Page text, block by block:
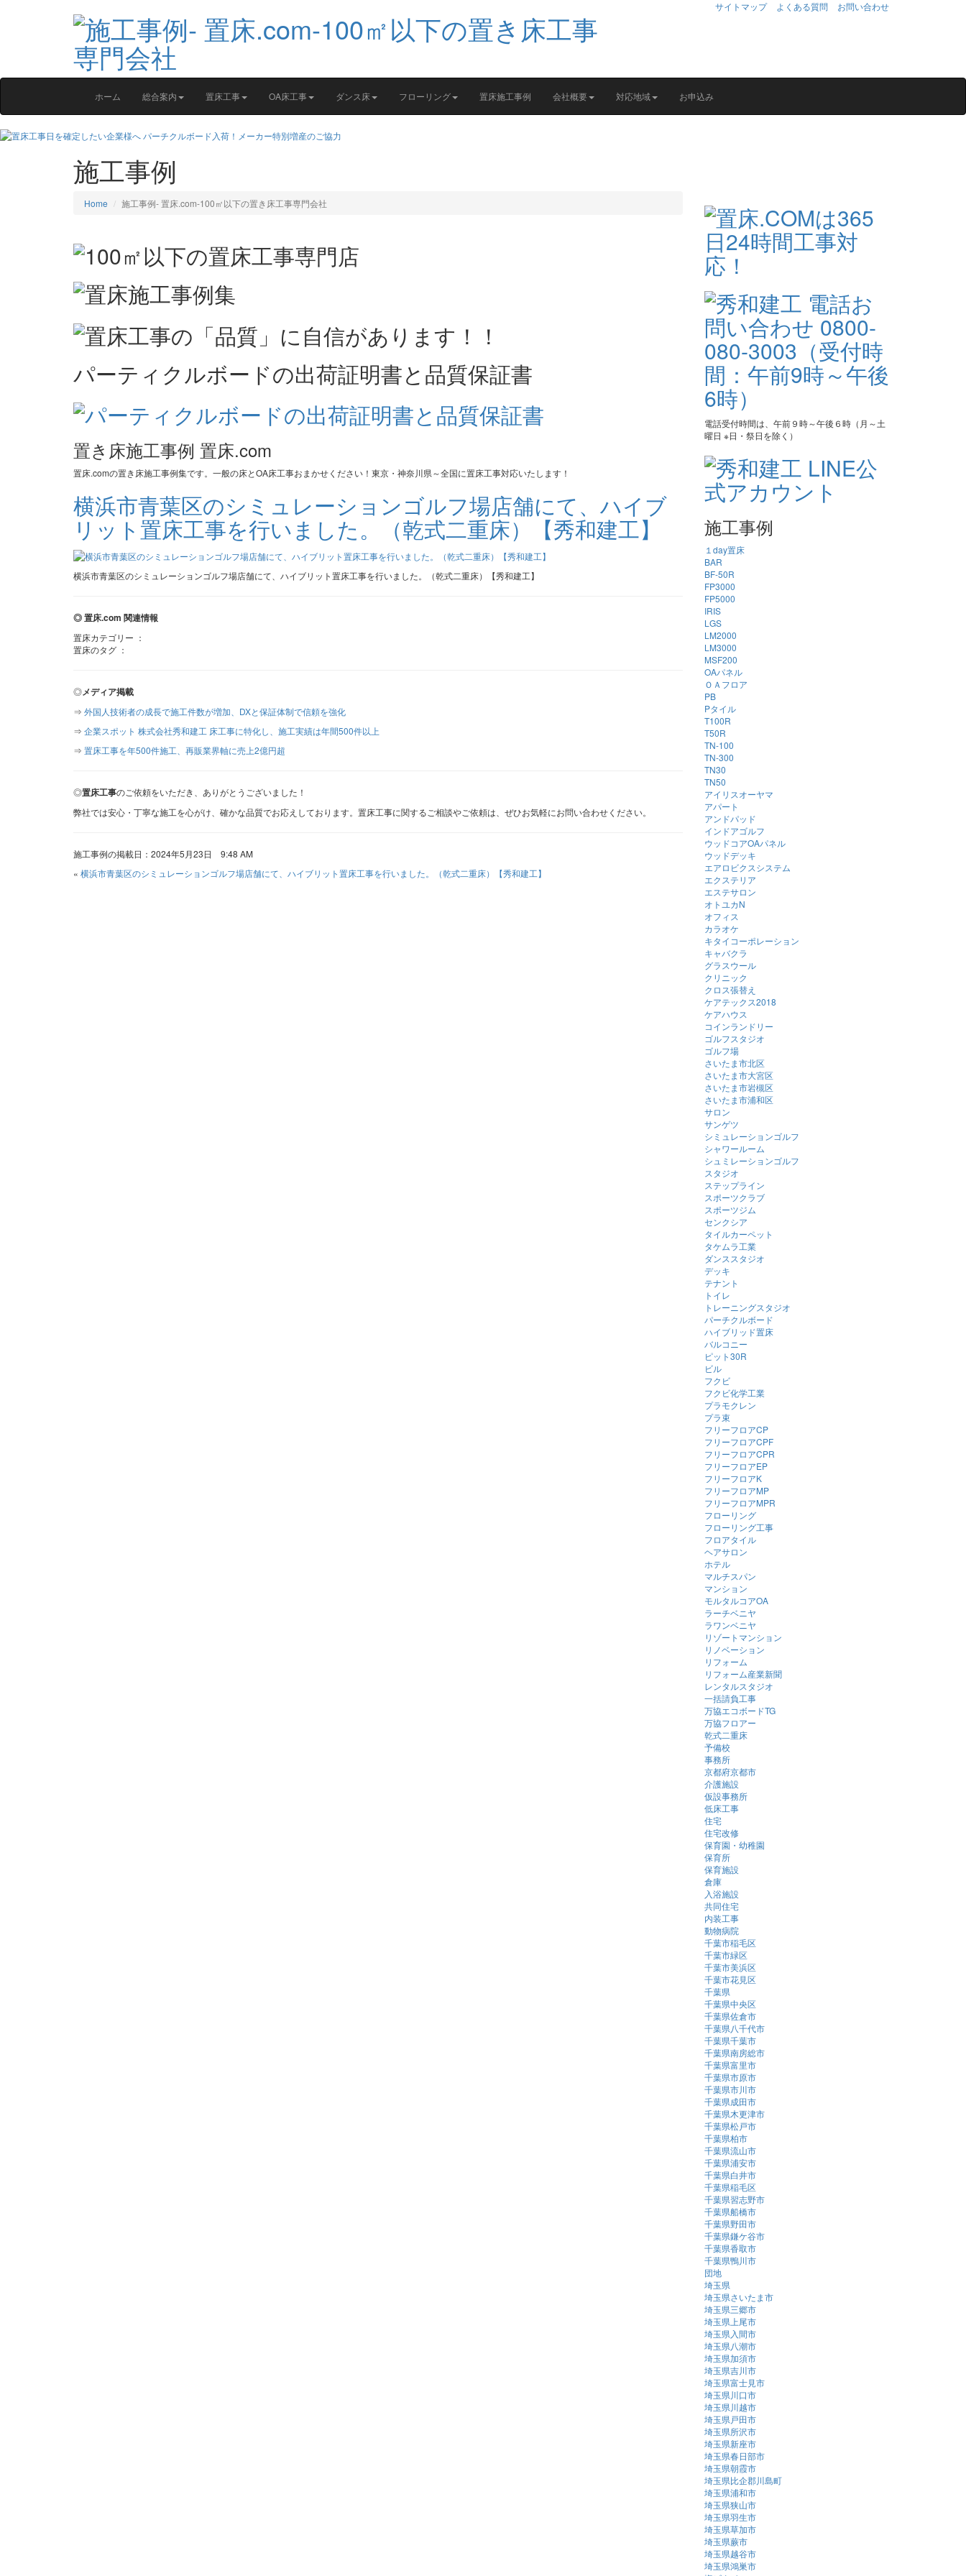
サイトマップ よくある質問 お問い合わせ
ホーム 総合案内 置床工事 OA床工事 ダンス床 フローリング 置床施工事例 会社概要 対応地域 お申込み
施工事例
Home 施工事例‐ 置床.com-100㎡以下の置き床工事専門会社
パーティクルボードの出荷証明書と品質保証書
置き床施工事例 置床.com
置床.comの置き床施工事例集です。一般の床とOA床工事おまかせください！東京・神奈川県～全国に置床工事対応いたします！
横浜市青葉区のシミュレーションゴルフ場店舗にて、ハイブ
リット置床工事を行いました。（乾式二重床）【秀和建工】
横浜市青葉区のシミュレーションゴルフ場店舗にて、ハイブリット置床工事を行いました。（乾式二重床）【秀和建工】
◎ 置床.com 関連情報
置床カテゴリー ：
置床のタグ ：
◎メディア掲載
⇒ 外国人技術者の成長で施工件数が増加、DXと保証体制で信頼を強化
⇒ 企業スポット 株式会社秀和建工 床工事に特化し、施工実績は年間500件以上
⇒ 置床工事を年500件施工、再販業界軸に売上2億円超
◎置床工事のご依頼をいただき、ありがとうございました！
弊社では安心・丁寧な施工を心がけ、確かな品質でお応えしております。置床工事に関するご相談やご依頼は、ぜひお気軽にお問い合わせください。
施工事例の掲載日：2024年5月23日 9:48 AM
« 横浜市青葉区のシミュレーションゴルフ場店舗にて、ハイブリット置床工事を行いました。（乾式二重床）【秀和建工】
電話受付時間は、午前９時～午後６時（月～土
曜日 ※日・祭日を除く）
施工事例
１day置床
BAR
BF-50R
FP3000
FP5000
IRIS
LGS
LM2000
LM3000
MSF200
OAパネル
ＯＡフロア
PB
Pタイル
T100R
T50R
TN-100
TN-300
TN30
TN50
アイリスオーヤマ
アパート
アンドパッド
インドアゴルフ
ウッドコアOAパネル
ウッドデッキ
エアロビクスシステム
エクステリア
エステサロン
オトユカN
オフィス
カラオケ
キタイコーポレーション
キャバクラ
グラスウール
クリニック
クロス張替え
ケアテックス2018
ケアハウス
コインランドリー
ゴルフスタジオ
ゴルフ場
さいたま市北区
さいたま市大宮区
さいたま市岩槻区
さいたま市浦和区
サロン
サンゲツ
シミュレーションゴルフ
シャワールーム
シュミレーションゴルフ
スタジオ
ステップライン
スポーツクラブ
スポーツジム
センクシア
タイルカーペット
タケムラ工業
ダンススタジオ
デッキ
テナント
トイレ
トレーニングスタジオ
パーチクルボード
ハイブリッド置床
バルコニー
ピット30R
ビル
フクビ
フクビ化学工業
プラモクレン
プラ束
フリーフロアCP
フリーフロアCPF
フリーフロアCPR
フリーフロアEP
フリーフロアK
フリーフロアMP
フリーフロアMPR
フローリング
フローリング工事
フロアタイル
ヘアサロン
ホテル
マルチスパン
マンション
モルタルコアOA
ラーチベニヤ
ラワンベニヤ
リゾートマンション
リノベーション
リフォーム
リフォーム産業新聞
レンタルスタジオ
一括請負工事
万協エコボードTG
万協フロアー
乾式二重床
予備校
事務所
京都府京都市
介護施設
仮設事務所
低床工事
住宅
住宅改修
保育園・幼稚園
保育所
保育施設
倉庫
入浴施設
共同住宅
内装工事
動物病院
千葉市稲毛区
千葉市緑区
千葉市美浜区
千葉市花見区
千葉県
千葉県中央区
千葉県佐倉市
千葉県八千代市
千葉県千葉市
千葉県南房総市
千葉県富里市
千葉県市原市
千葉県市川市
千葉県成田市
千葉県木更津市
千葉県松戸市
千葉県柏市
千葉県流山市
千葉県浦安市
千葉県白井市
千葉県稲毛区
千葉県習志野市
千葉県船橋市
千葉県野田市
千葉県鎌ケ谷市
千葉県香取市
千葉県鴨川市
団地
埼玉県
埼玉県さいたま市
埼玉県三郷市
埼玉県上尾市
埼玉県入間市
埼玉県八潮市
埼玉県加須市
埼玉県吉川市
埼玉県富士見市
埼玉県川口市
埼玉県川越市
埼玉県戸田市
埼玉県所沢市
埼玉県新座市
埼玉県春日部市
埼玉県朝霞市
埼玉県比企郡川島町
埼玉県浦和市
埼玉県狭山市
埼玉県羽生市
埼玉県草加市
埼玉県蕨市
埼玉県越谷市
埼玉県鴻巣市